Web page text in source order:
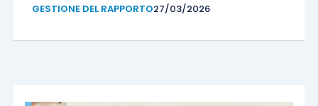
GESTIONE DEL RAPPORTO27/03/2026